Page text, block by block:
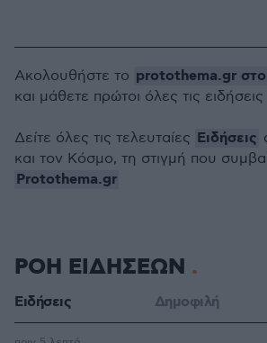
Ακολουθήστε το protothema.gr
και μάθετε πρώτοι όλες τις ειδήσεις
Δείτε όλες τις τελευταίες Ειδήσεις
και τον Κόσμο, τη στιγμή που
Protothema.gr
ΡΟΗ ΕΙΔΗΣΕΩΝ
Ειδήσεις Δημοφιλή